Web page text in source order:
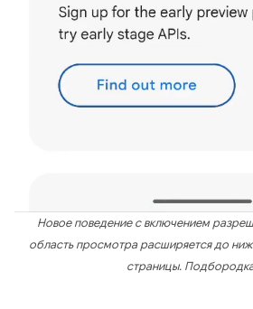
Новое поведение с включением
область просмотра расширяется до
страницы.